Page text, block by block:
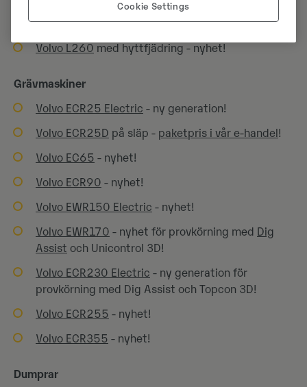
Volvo L90 Electric- nyhet!
Volvo L260 med hyttfjädring - nyhet!
Grävmaskiner
Volvo ECR25 Electric - ny generation!
Volvo ECR25D på släp - paketpris i vår e-handel !
Volvo EC65 - nyhet!
Volvo ECR90 - nyhet!
Volvo EWR150 Electric - nyhet!
Volvo EWR170 - nyhet för provkörning med Dig
Assist och Unicontrol 3D!
Volvo ECR230 Electric - ny generation för
provkörning med Dig Assist och Topcon 3D!
Volvo ECR255 - nyhet!
Volvo ECR355 - nyhet!
Dumprar
Cookie Settings